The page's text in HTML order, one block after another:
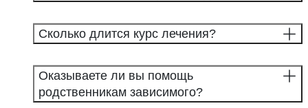
Сколько длится курс лечения?
Оказываете ли вы помощь
родственникам зависимого?